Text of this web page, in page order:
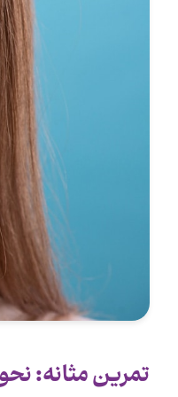
تمرین مثانه: